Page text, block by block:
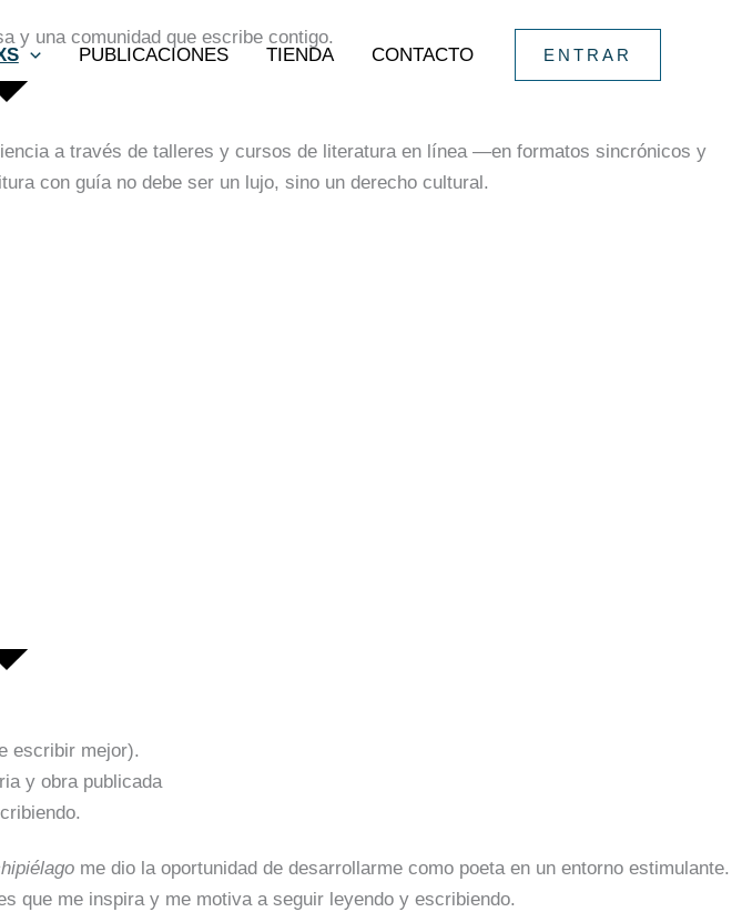
PUBLICACIONES TIENDA CONTACTO ENTRAR
y una comunidad que escribe contigo.
a través de talleres y cursos de literatura en línea —en formatos sincrónicos y
con guía no debe ser un lujo, sino un derecho cultural.
escribir mejor).
y obra publicada
me dio la oportunidad de desarrollarme como poeta en un entorno estimulante.
que me inspira y me motiva a seguir leyendo y escribiendo.